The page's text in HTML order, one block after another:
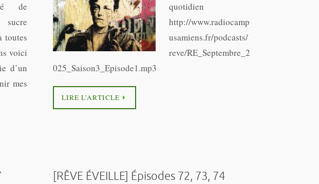
de
toutes
voici
d’un
mes
quotidien
http://www.radiocamp
usamiens.fr/podcasts/
reve/RE_Septembre_2
025_Saison3_Episode1.mp3
LIRE L’ARTICLE
[RÊVE ÉVEILLE] Épisodes 72, 73, 74